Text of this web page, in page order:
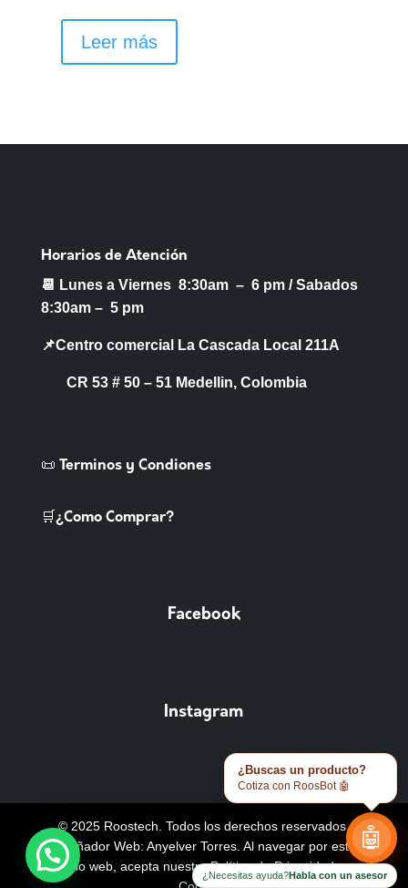
Leer más
Horarios de Atención
📆 Lunes a Viernes 8:30am – 6 pm /Sabados
8:30am – 5 pm
📌Centro comercial La Cascada Local 211A
CR 53 # 50 – 51 Medellin, Colombia
📜 Terminos y Condiones
🛒¿Como Comprar?
Facebook
Instagram
© 2025 Roostech. Todos los derechos reservados.
Diseñador Web: Anyelver Torres. Al navegar por este
sitio web, acepta nuestraPolítica de Privacidad y
¿Buscas un producto?
Cotiza con RoosBot 🤖
🤖
¿Necesitas ayuda?Habla con un asesor